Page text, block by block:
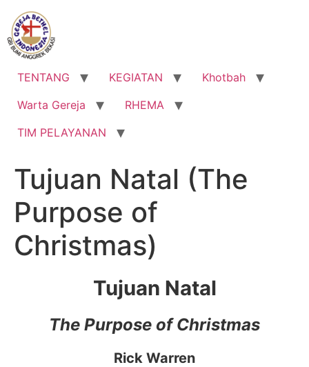
Lewati
konten
TENTANG KEGIATAN
Khotbah
Warta Gereja
RHEMA
TIM PELAYANAN
Tujuan Natal (The
Purpose of
Christmas)
Tujuan Natal
The Purpose of Christmas
Rick Warren